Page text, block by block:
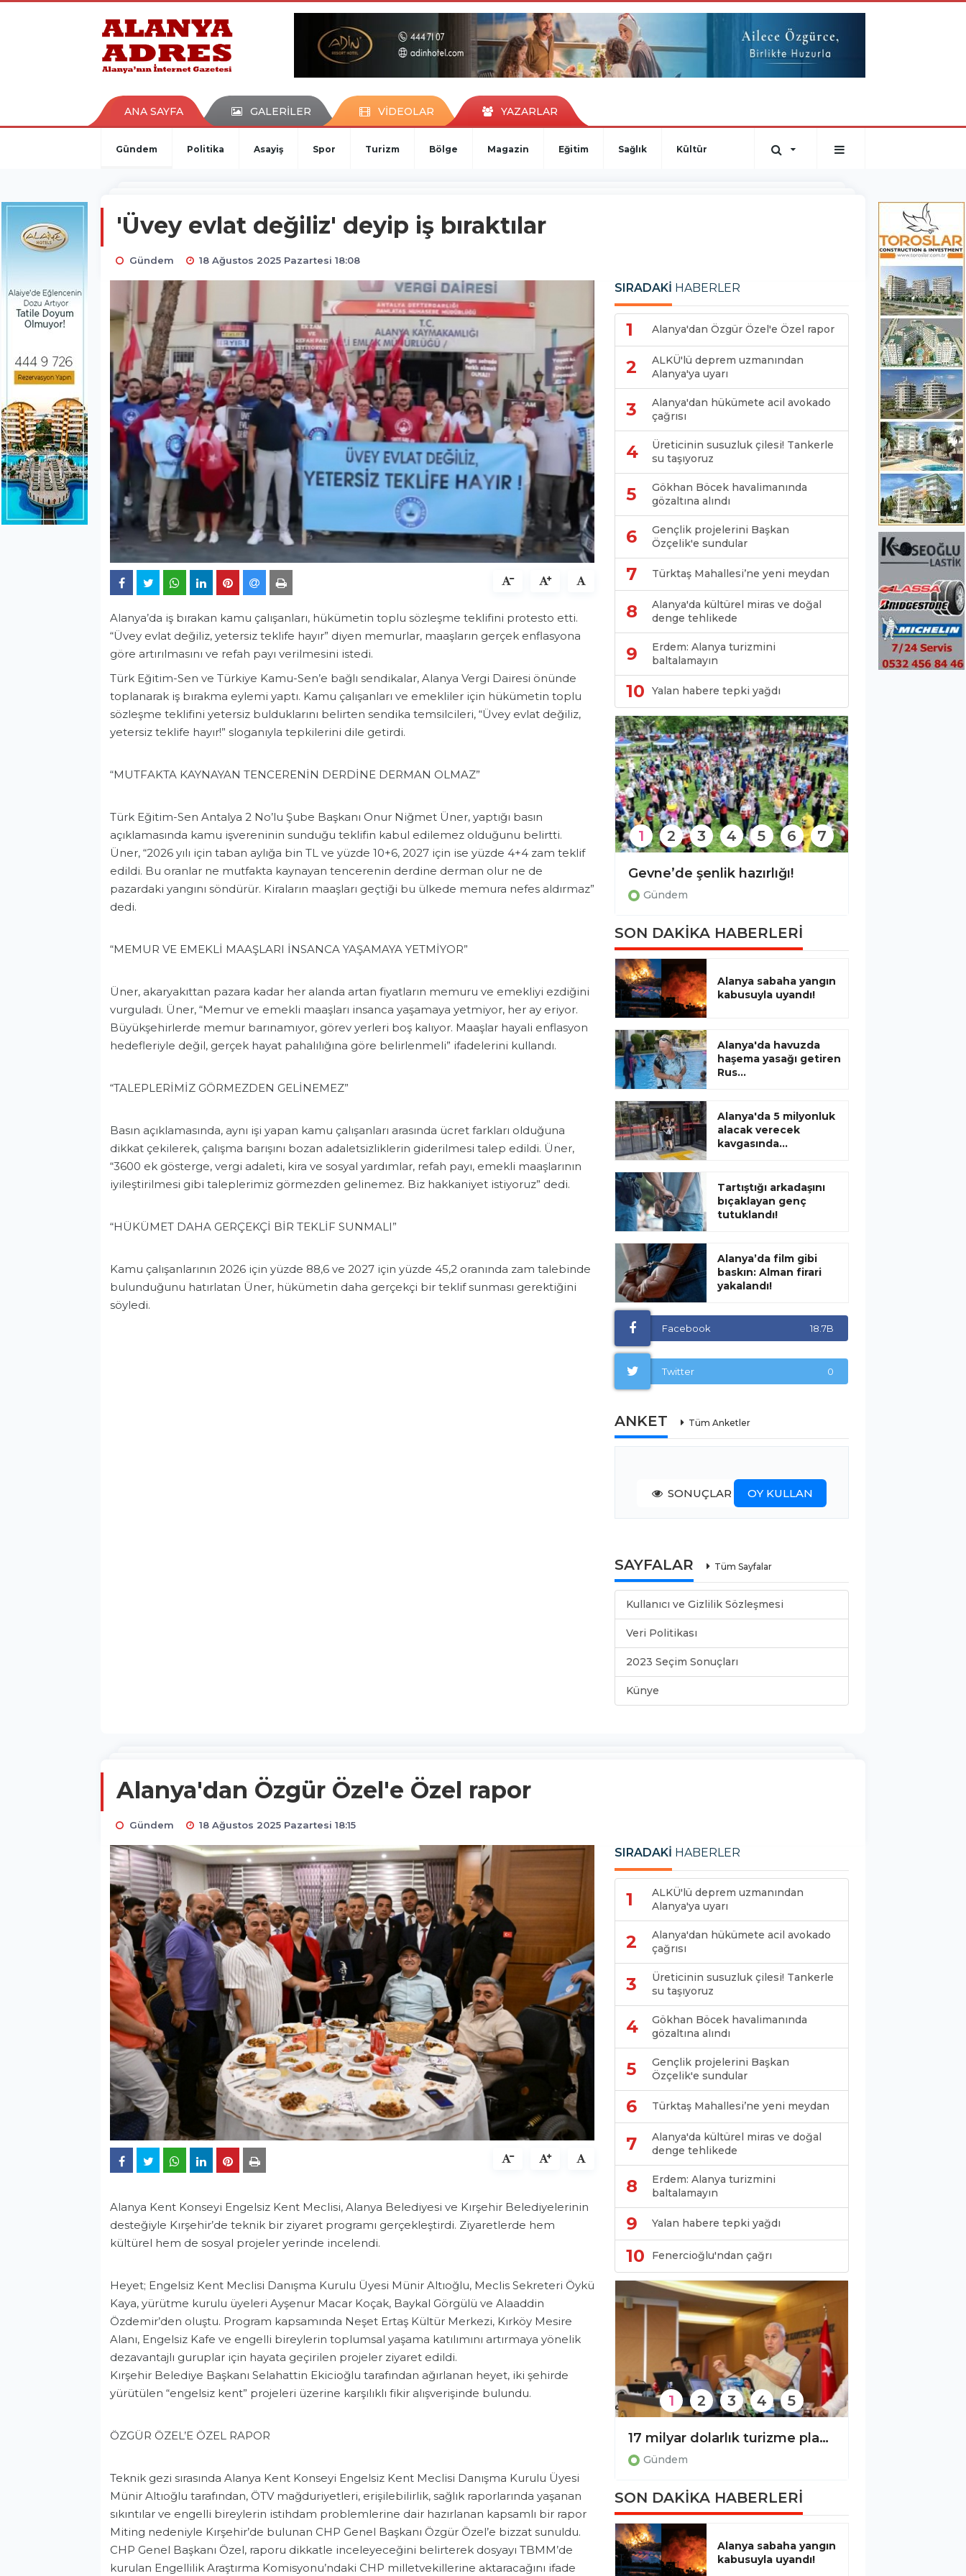
kaçak bahis
porno izle
ANA SAYFA GALERİLER VİDEOLAR YAZARLAR
Gündem Politika Asayiş Spor Turizm Bölge Magazin Eğitim Sağlık Kültür
'Üvey evlat değiliz' deyip iş bıraktılar
Gündem 18 Ağustos 2025 Pazartesi 18:08
Alanya’da iş bırakan kamu çalışanları, hükümetin toplu sözleşme teklifini protesto etti.
“Üvey evlat değiliz, yetersiz teklife hayır” diyen memurlar, maaşların gerçek enflasyona
göre artırılmasını ve refah payı verilmesini istedi.
Türk Eğitim-Sen ve Türkiye Kamu-Sen’e bağlı sendikalar, Alanya Vergi Dairesi önünde
toplanarak iş bırakma eylemi yaptı. Kamu çalışanları ve emekliler için hükümetin toplu
sözleşme teklifini yetersiz bulduklarını belirten sendika temsilcileri, “Üvey evlat değiliz,
yetersiz teklife hayır!” sloganıyla tepkilerini dile getirdi.
“MUTFAKTA KAYNAYAN TENCERENİN DERDİNE DERMAN OLMAZ”
Türk Eğitim-Sen Antalya 2 No’lu Şube Başkanı Onur Niğmet Üner, yaptığı basın
açıklamasında kamu işvereninin sunduğu teklifin kabul edilemez olduğunu belirtti.
Üner, “2026 yılı için taban aylığa bin TL ve yüzde 10+6, 2027 için ise yüzde 4+4 zam teklif
edildi. Bu oranlar ne mutfakta kaynayan tencerenin derdine derman olur ne de
pazardaki yangını söndürür. Kiraların maaşları geçtiği bu ülkede memura nefes aldırmaz”
dedi.
“MEMUR VE EMEKLİ MAAŞLARI İNSANCA YAŞAMAYA YETMİYOR”
Üner, akaryakıttan pazara kadar her alanda artan fiyatların memuru ve emekliyi ezdiğini
vurguladı. Üner, “Memur ve emekli maaşları insanca yaşamaya yetmiyor, her ay eriyor.
Büyükşehirlerde memur barınamıyor, görev yerleri boş kalıyor. Maaşlar hayali enflasyon
hedefleriyle değil, gerçek hayat pahalılığına göre belirlenmeli” ifadelerini kullandı.
“TALEPLERİMİZ GÖRMEZDEN GELİNEMEZ”
Basın açıklamasında, aynı işi yapan kamu çalışanları arasında ücret farkları olduğuna
dikkat çekilerek, çalışma barışını bozan adaletsizliklerin giderilmesi talep edildi. Üner,
“3600 ek gösterge, vergi adaleti, kira ve sosyal yardımlar, refah payı, emekli maaşlarının
iyileştirilmesi gibi taleplerimiz görmezden gelinemez. Biz hakkaniyet istiyoruz” dedi.
“HÜKÜMET DAHA GERÇEKÇİ BİR TEKLİF SUNMALI”
Kamu çalışanlarının 2026 için yüzde 88,6 ve 2027 için yüzde 45,2 oranında zam talebinde
bulunduğunu hatırlatan Üner, hükümetin daha gerçekçi bir teklif sunması gerektiğini
söyledi.
SIRADAKİ HABERLER
1 Alanya'dan Özgür Özel'e Özel rapor
2
ALKÜ'lü deprem uzmanından
Alanya'ya uyarı
3
Alanya'dan hükümete acil avokado
çağrısı
4
Üreticinin susuzluk çilesi! Tankerle
su taşıyoruz
5
Gökhan Böcek havalimanında
gözaltına alındı
6
Gençlik projelerini Başkan
Özçelik'e sundular
7 Türktaş Mahallesi’ne yeni meydan
8
Alanya'da kültürel miras ve doğal
denge tehlikede
9
Erdem: Alanya turizmini
baltalamayın
10 Yalan habere tepki yağdı
Yetersiz trafo ve ağaç kesimi İmamlı Yaylası'nı isyan ettirdi!
Gündem
17 milyar dolarlık turizme plastik gölgesi!
Gündem
1 2 3 4 5 6 7
SON DAKİKA HABERLERİ
Alanya sabaha yangın
kabusuyla uyandı!
Alanya'da havuzda
haşema yasağı getiren
Rus...
Alanya'da 5 milyonluk
alacak verecek
kavgasında...
Tartıştığı arkadaşını
bıçaklayan genç
tutuklandı!
Alanya’da film gibi
baskın: Alman firari
yakalandı!
Facebook 18.7B
Twitter 0
ANKET Tüm Anketler
SONUÇLAR OY KULLAN
SAYFALAR Tüm Sayfalar
Kullanıcı ve Gizlilik Sözleşmesi
Veri Politikası
2023 Seçim Sonuçları
Künye
Alanya'dan Özgür Özel'e Özel rapor
Gündem 18 Ağustos 2025 Pazartesi 18:15
Alanya Kent Konseyi Engelsiz Kent Meclisi, Alanya Belediyesi ve Kırşehir Belediyelerinin
desteğiyle Kırşehir’de teknik bir ziyaret programı gerçekleştirdi. Ziyaretlerde hem
kültürel hem de sosyal projeler yerinde incelendi.
Heyet; Engelsiz Kent Meclisi Danışma Kurulu Üyesi Münir Altıoğlu, Meclis Sekreteri Öykü
Kaya, yürütme kurulu üyeleri Ayşenur Macar Koçak, Baykal Görgülü ve Alaaddin
Özdemir’den oluştu. Program kapsamında Neşet Ertaş Kültür Merkezi, Kırköy Mesire
Alanı, Engelsiz Kafe ve engelli bireylerin toplumsal yaşama katılımını artırmaya yönelik
dezavantajlı guruplar için hayata geçirilen projeler ziyaret edildi.
Kırşehir Belediye Başkanı Selahattin Ekicioğlu tarafından ağırlanan heyet, iki şehirde
yürütülen “engelsiz kent” projeleri üzerine karşılıklı fikir alışverişinde bulundu.
ÖZGÜR ÖZEL’E ÖZEL RAPOR
Teknik gezi sırasında Alanya Kent Konseyi Engelsiz Kent Meclisi Danışma Kurulu Üyesi
Münir Altıoğlu tarafından, ÖTV mağduriyetleri, erişilebilirlik, sağlık raporlarında yaşanan
sıkıntılar ve engelli bireylerin istihdam problemlerine dair hazırlanan kapsamlı bir rapor
Miting nedeniyle Kırşehir’de bulunan CHP Genel Başkanı Özgür Özel’e bizzat sunuldu.
CHP Genel Başkanı Özel, raporu dikkatle inceleyeceğini belirterek dosyayı TBMM’de
kurulan Engellilik Araştırma Komisyonu’ndaki CHP milletvekillerine aktaracağını ifade
SIRADAKİ HABERLER
1
ALKÜ'lü deprem uzmanından
Alanya'ya uyarı
2
Alanya'dan hükümete acil avokado
çağrısı
3
Üreticinin susuzluk çilesi! Tankerle
su taşıyoruz
4
Gökhan Böcek havalimanında
gözaltına alındı
5
Gençlik projelerini Başkan
Özçelik'e sundular
6 Türktaş Mahallesi’ne yeni meydan
7
Alanya'da kültürel miras ve doğal
denge tehlikede
8
Erdem: Alanya turizmini
baltalamayın
9 Yalan habere tepki yağdı
10 Fenercioğlu'ndan çağrı
17 milyar dolarlık turizme plastik gölgesi! Gevne’de şenlik hazırlığı!
1 2 3 4 5
SON DAKİKA HABERLERİ
Alanya sabaha yangın
kabusuyla uyandı!